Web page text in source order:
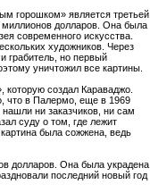
горошком» является третьей
миллионов долларов. Она была
современного искусства.
художников. Через
грабитель, но первый
уничтожил все картины.
которую создал Караваджо.
что в Палермо, еще в 1969
ни заказчиков, ни сам
суду о том, где лежит
была сожжена, ведь
долларов. Она была украдена
последний новый год